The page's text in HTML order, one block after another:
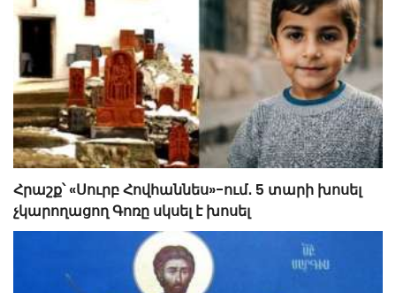
Հրաշք՝ «Սուրբ Հովհաննես»-ում․ 5 տարի խոսել
չկարողացող Գոռը սկսել է խոսել